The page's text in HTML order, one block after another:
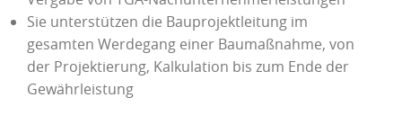
Sie unterstützen die Bauprojektleitung im
gesamten Werdegang einer Baumaßnahme, von
der Projektierung, Kalkulation bis zum Ende der
Gewährleistung